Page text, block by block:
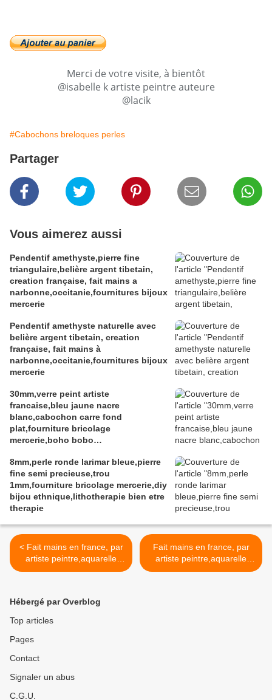
Merci de votre visite, à bientôt
@isabelle k artiste peintre auteure
@lacik
#Cabochons breloques perles
Partager
Vous aimerez aussi
Pendentif amethyste,pierre fine
triangulaire,belière argent tibetain,
creation française, fait mains a
narbonne,occitanie,fournitures bijoux
mercerie
Pendentif amethyste naturelle avec
belière argent tibetain, creation
française, fait mains à
narbonne,occitanie,fournitures bijoux
mercerie
30mm,verre peint artiste
francaise,bleu jaune nacre
blanc,cabochon carre fond
plat,fourniture bricolage
mercerie,boho bobo
portable,soutenir l ukraine,art
audois,sud de france
8mm,perle ronde larimar bleue,pierre
fine semi precieuse,trou
1mm,fourniture bricolage mercerie,diy
bijou ethnique,lithotherapie bien etre
therapie
< Fait mains en france, par
artiste peintre,aquarelle
originale isabelle k,vert
13x18mm,fourniture diy
bijoux,boho bobo
punk,edouardien art
anniversaire,victorien
baroque
Fait mains en france, par
artiste peintre,aquarelle
originale isabelle
Hébergé par Overblog
Top articles
Pages
Contact
Signaler un abus
C.G.U.